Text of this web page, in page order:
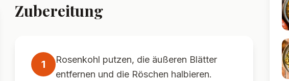
Zubereitung
1
Rosenkohl putzen, die äußeren Blätter
entfernen und die Röschen halbieren.